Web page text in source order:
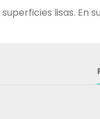
lisas. En